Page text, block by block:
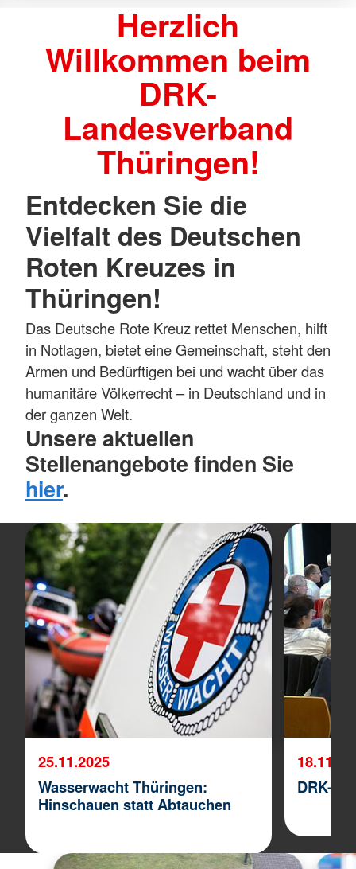
Herzlich
Willkommen beim
DRK-
Landesverband
Thüringen!
Entdecken Sie die
Vielfalt des Deutschen
Roten Kreuzes in
Thüringen!
Das Deutsche Rote Kreuz rettet Menschen, hilft
in Notlagen, bietet eine Gemeinschaft, steht den
Armen und Bedürftigen bei und wacht über das
humanitäre Völkerrecht – in Deutschland und in
der ganzen Welt.
Unsere aktuellen
Stellenangebote finden Sie
hier.
25.11.2025
Wasserwacht Thüringen:
Hinschauen statt Abtauchen
DRK-